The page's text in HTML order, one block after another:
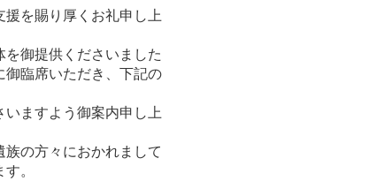
を賜り厚くお礼申し上
御提供くださいました
御臨席いただき、下記の
ますよう御案内申し上
の方々におかれまして
。